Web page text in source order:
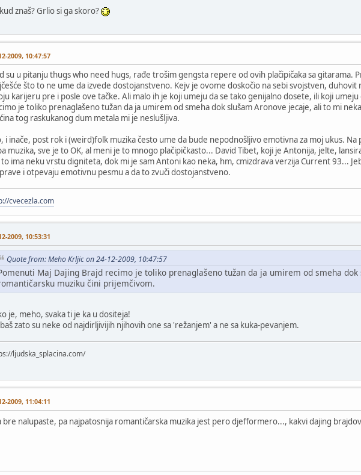
znaš? Grlio si ga skoro?
2009, 10:47:57
su u pitanju thugs who need hugs, rađe trošim gengsta repere od ovih plačipičaka sa gitarama.
što to ne ume da izvede dostojanstveno. Kejv je ovome doskočio na sebi svojstven,
karijeru pre i posle ove tačke. Ali malo ih je koji umeju da se tako genijalno dosete, ili koji
je toliko prenaglašeno tužan da ja umirem od smeha dok slušam Aronove jecaje, ali to mi
tog raskukanog dum metala mi je neslušljiva.
i inače, post rok i (weird)folk muzika često ume da bude nepodnošljivo emotivna za moj ukus.
muzika, sve je to OK, al meni je to mnogo plačipičkasto... David Tibet, koji je Antonija, jelte,
ima neku vrstu digniteta, dok mi je sam Antoni kao neka, hm, cmizdrava verzija Current 93...
i otpevaju emotivnu pesmu a da to zvuči dostojanstveno.
cvecezla.com
2009, 10:53:31
Quote from: Meho Krljic on 24-12-2009, 10:47:57
Maj Dajing Brajd recimo je toliko prenaglašeno tužan da ja umirem od smeha
muziku čini prijemčivom.
je, meho, svaka ti je ka u dositeja!
zato su neke od najdirljivijih njihovih one sa 'režanjem' a ne sa kuka-pevanjem.
ljudska_splacina.com/
2009, 11:04:11
bre nalupaste, pa najpatosnija romantičarska muzika jest pero djefformero..., kakvi dajing